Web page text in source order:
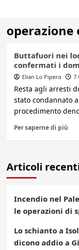
operazione
Buttafuori nei
confermati i
Elian Lo Pipero 7
Resta agli arresti
stato condannato
procedimento
Per saperne di più
Articoli
Incendio nel
le operazioni di
Lo schianto a
dicono addio a